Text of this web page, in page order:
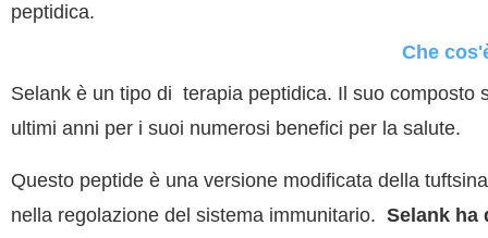
peptidica.
Che
Selank è un tipo di terapia peptidica. Il suo composto
ultimi anni per i suoi numerosi benefici per la salute.
Questo peptide è una versione modificata della
nella regolazione del sistema immunitario. Selank ha